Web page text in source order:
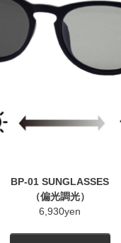
BP-01 SUNGLASSES
（偏光調光）
6,930yen